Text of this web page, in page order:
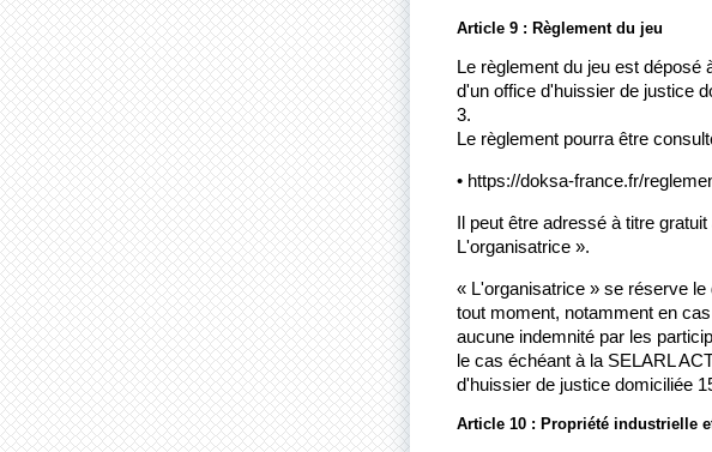
Article 9 : Règlement du jeu
Le règlement du jeu est
d'un office d'huissier de justice
3.
Le règlement pourra être
• https://doksa-france.fr/
Il peut être adressé à titre
L'organisatrice ».
« L'organisatrice » se réserve le
tout moment, notamment en
aucune indemnité par les
le cas échéant à la SELARL
d'huissier de justice domiciliée
Article 10 : Propriété industrielle